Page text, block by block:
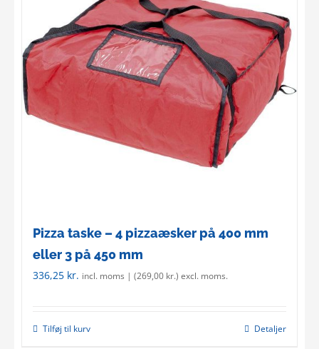
Pizza taske – 4 pizzaæsker på 400 mm
eller 3 på 450 mm
336,25 kr. incl. moms | (269,00 kr.) excl. moms.
Tilføj til kurv Detaljer